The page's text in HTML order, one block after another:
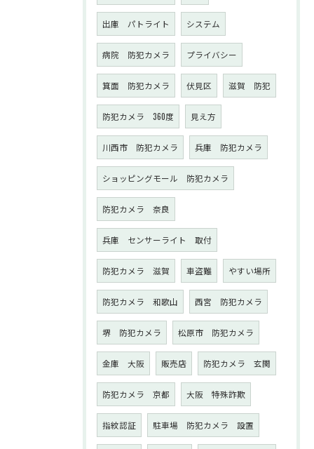
出庫 パトライト システム
病院 防犯カメラ プライバシー
箕面 防犯カメラ 伏見区 滋賀 防犯
防犯カメラ 360度 見え方
川西市 防犯カメラ 兵庫 防犯カメラ
ショッピングモール 防犯カメラ
防犯カメラ 奈良
兵庫 センサーライト 取付
防犯カメラ 滋賀 車盗難 やすい場所
防犯カメラ 和歌山 西宮 防犯カメラ
堺 防犯カメラ 松原市 防犯カメラ
金庫 大阪 販売店 防犯カメラ 玄関
防犯カメラ 京都 大阪 特殊詐欺
指紋認証 駐車場 防犯カメラ 設置